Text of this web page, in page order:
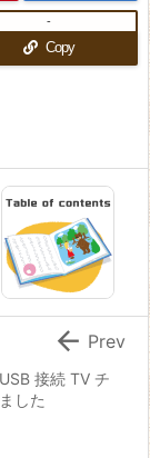
Copy
-
接続 TV チ
した
 Prev